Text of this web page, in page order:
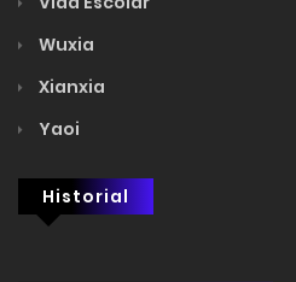
Wuxia
Xianxia
Yaoi
Historial